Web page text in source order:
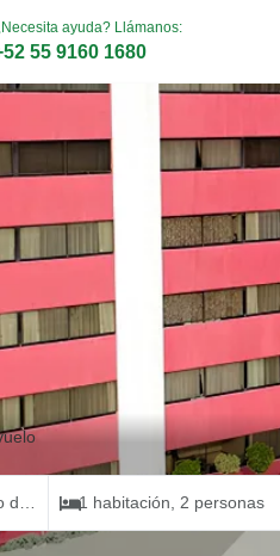
ayuda? Llámanos:
55 9160 1680
Hotel Misión Toreo Centro de Convenciones
1 habitación, 2 personas